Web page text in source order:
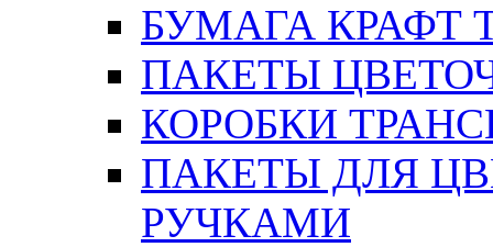
БУМАГА КРАФТ
ПАКЕТЫ
КОРОБКИ
ПАКЕТЫ ДЛЯ
РУЧКАМИ